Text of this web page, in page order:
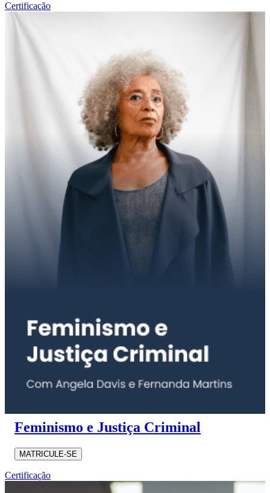
Certificação
Feminismo e Justiça Criminal
MATRICULE-SE
Certificação